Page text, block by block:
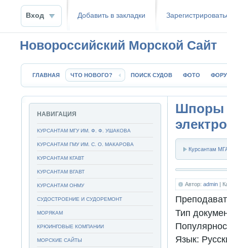
Вход Добавить в закладки
Новороссийский Морской Сайт
ГЛАВНАЯ ЧТО НОВОГО? ПОИСК СУДОВ ФОТО
Курсантам
Автор:admin |
Тип
Язык:
НАВИГАЦИЯ
КУРСАНТАМ МГУ ИМ. Ф. Ф. УШАКОВА
КУРСАНТАМ ГМУ ИМ. С. О. МАКАРОВА
КУРСАНТАМ КГАВТ
КУРСАНТАМ ВГАВТ
КУРСАНТАМ ОНМУ
СУДОСТРОЕНИЕ И СУДОРЕМОНТ
МОРЯКАМ
КРЮИНГОВЫЕ КОМПАНИИ
МОРСКИЕ САЙТЫ